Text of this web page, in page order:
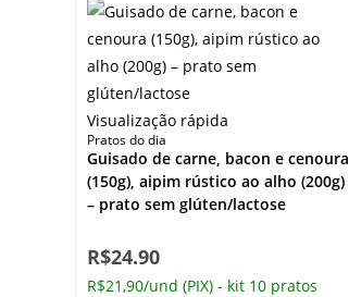
Visualização rápida
Pratos do dia
Guisado de carne, bacon e cenoura
(150g), aipim rústico ao alho (200g)
– prato sem glúten/lactose
R$24.90
R$21,90/und (PIX) - kit 10 pratos